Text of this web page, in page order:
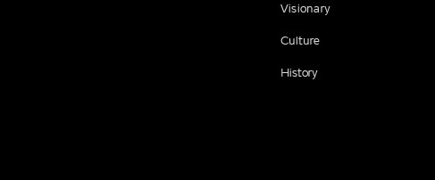
Visionary
Culture
History